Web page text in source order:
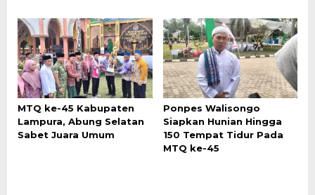
MTQ ke-45 Kabupaten
Lampura, Abung Selatan
Sabet Juara Umum
Ponpes Walisongo
Siapkan Hunian Hingga
150 Tempat Tidur Pada
MTQ ke-45